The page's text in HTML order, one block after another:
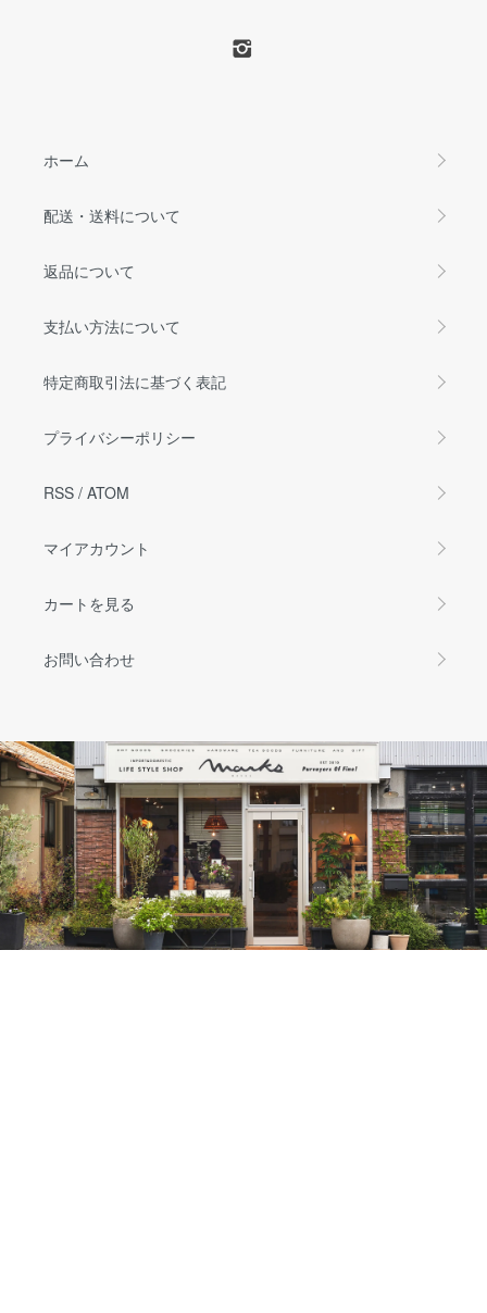
ホーム
配送・送料について
返品について
支払い方法について
特定商取引法に基づく表記
プライバシーポリシー
RSS / ATOM
マイアカウント
カートを見る
お問い合わせ